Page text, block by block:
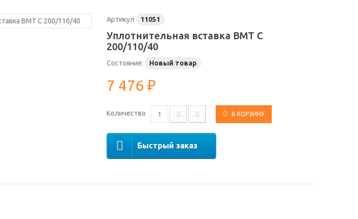
Артикул 11051
Уплотнительная вставка ВМТ С
200/110/40
Состояние: Новый товар
7 476 ₽
Количество В КОРЗИНУ
Быстрый заказ